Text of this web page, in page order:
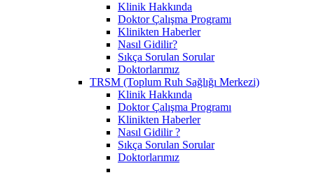
Klinik Hakkında
Doktor Çalışma Programı
Klinikten Haberler
Nasıl Gidilir?
Sıkça Sorulan Sorular
Doktorlarımız
TRSM (Toplum Ruh Sağlığı Merkezi)
Klinik Hakkında
Doktor Çalışma Programı
Klinikten Haberler
Nasıl Gidilir ?
Sıkça Sorulan Sorular
Doktorlarımız